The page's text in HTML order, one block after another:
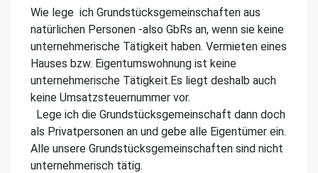
Wie lege ich Grundstücksgemeinschaften aus
natürlichen Personen -also GbRs an, wenn sie keine
unternehmerische Tätigkeit haben. Vermieten eines
Hauses bzw. Eigentumswohnung ist keine
unternehmerische Tätigkeit.Es liegt deshalb auch
keine Umsatzsteuernummer vor.
Lege ich die Grundstücksgemeinschaft dann doch
als Privatpersonen an und gebe alle Eigentümer ein.
Alle unsere Grundstücksgemeinschaften sind nicht
unternehmerisch tätig.